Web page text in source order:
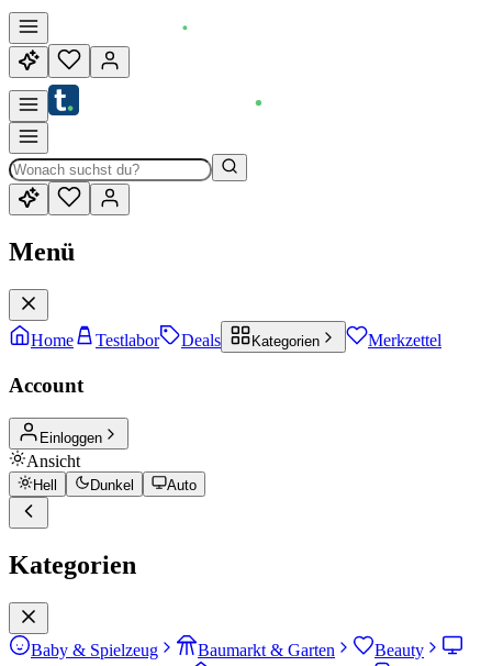
Menü
Home Testlabor Deals Kategorien Merkzettel
Account
Einloggen
Ansicht
Hell Dunkel Auto
Kategorien
Baby & Spielzeug Baumarkt & Garten
Beauty